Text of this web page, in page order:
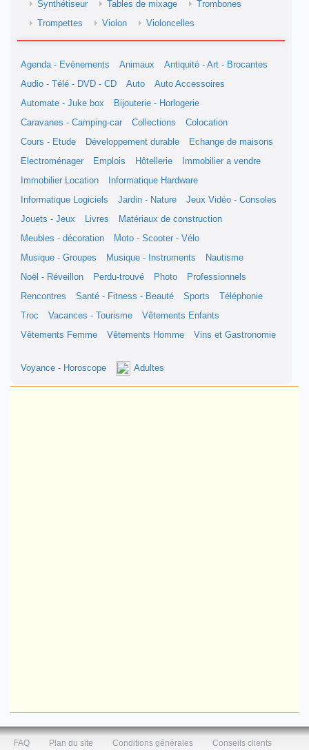
Synthétiseur
Tables de mixage
Trombones
Trompettes
Violon Violoncelles
Agenda - Evènements Animaux
Antiquité - Art - Brocantes
Audio - Télé - DVD - CD
Auto
Auto Accessoires
Automate - Juke box
Bijouterie - Horlogerie
Caravanes - Camping-car
Collections
Colocation
Cours - Etude
Développement durable
Echange de maisons
Electroménager
Emplois Hôtellerie
Immobilier a vendre
Immobilier Location
Informatique Hardware
Informatique Logiciels
Jardin - Nature
Jeux Vidéo - Consoles
Jouets - Jeux
Livres
Matériaux de construction
Meubles - décoration
Moto - Scooter - Vélo
Musique - Groupes
Musique - Instruments
Nautisme
Noël - Réveillon
Perdu-trouvé Photo
Professionnels
Rencontres
Santé - Fitness - Beauté Sports
Téléphonie
Troc
Vacances - Tourisme
Vêtements Enfants
Vêtements Femme
Vêtements Homme Vins et Gastronomie
Voyance - Horoscope Adultes
FAQ Plan du site Conditions générales Conseils clients